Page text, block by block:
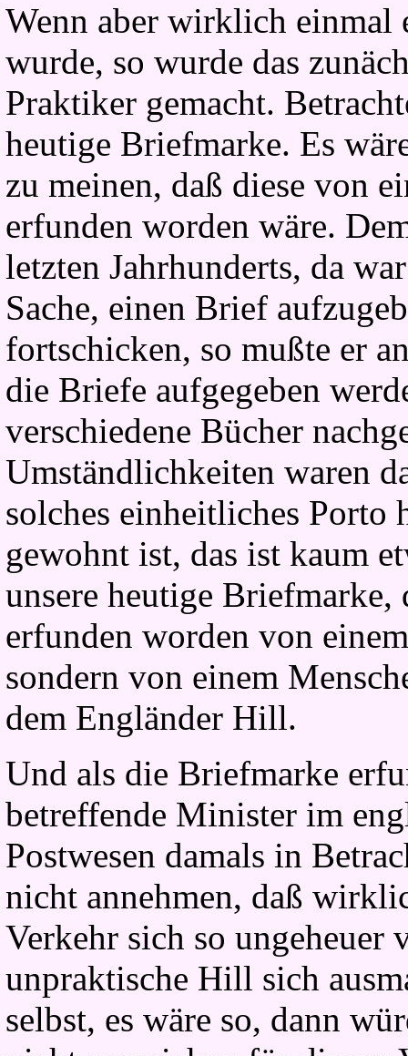
Wenn aber wirklich einmal
wurde, so wurde das
Praktiker gemacht.
heutige Briefmarke. Es
zu meinen, daß diese von
erfunden worden wäre.
letzten Jahrhunderts, da
Sache, einen Brief
fortschicken, so mußte er
die Briefe aufgegeben
verschiedene Bücher
Umständlichkeiten waren
solches einheitliches Porto
gewohnt ist, das ist kaum
unsere heutige
erfunden worden von
sondern von einem
dem Engländer Hill.
Und als die Briefmarke
betreffende Minister im
Postwesen damals in
nicht annehmen, daß
Verkehr sich so ungeheuer
unpraktische Hill sich
selbst, es wäre so, dann